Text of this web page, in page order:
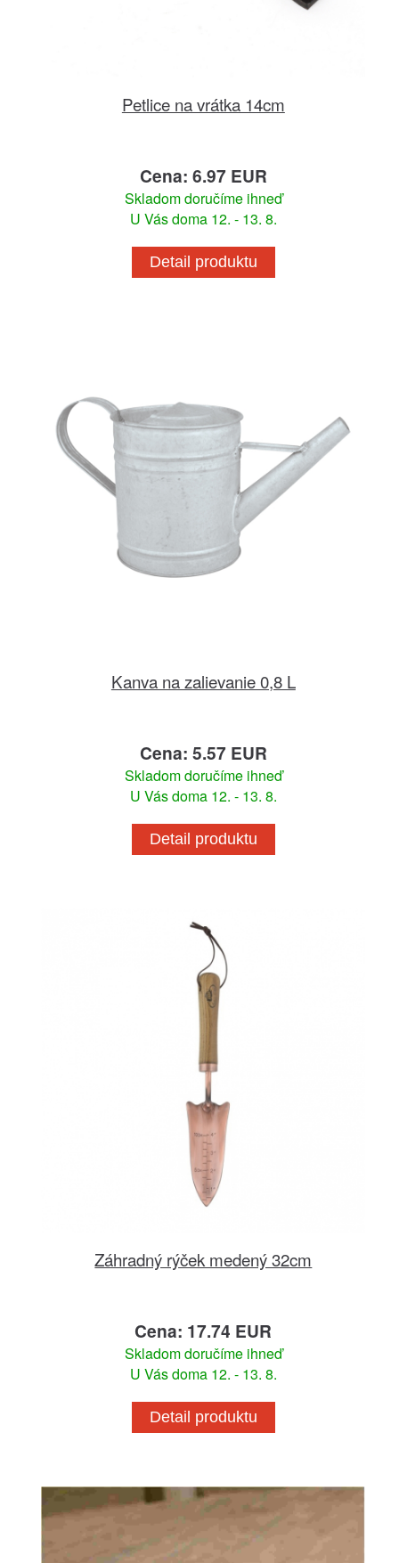
Petlice na vrátka 14cm
Cena: 6.97 EUR
Skladom doručíme ihneď
U Vás doma 12. - 13. 8.
Detail produktu
Kanva na zalievanie 0,8 L
Cena: 5.57 EUR
Skladom doručíme ihneď
U Vás doma 12. - 13. 8.
Detail produktu
Záhradný rýček medený 32cm
Cena: 17.74 EUR
Skladom doručíme ihneď
U Vás doma 12. - 13. 8.
Detail produktu